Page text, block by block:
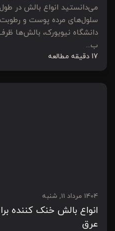
می‌دانستید انواع بالش در
سلول‌های مرده پوست و
دانشگاه نیویورک، بالش‌ها
ب...
17 دقیقه مطالعه
1404 مرداد 11, شنبه
انواع بالش خنک کننده
عرق